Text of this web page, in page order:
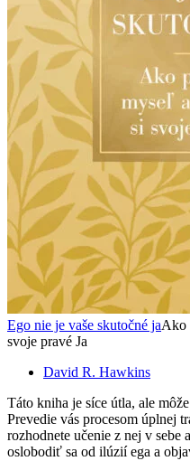
Ego nie je vaše skutočné jaAko
svoje pravé Ja
David R. Hawkins
Táto kniha je síce útla, ale
Prevedie vás procesom úplnej
rozhodnete učenie z nej v
oslobodiť sa od ilúzií ega a